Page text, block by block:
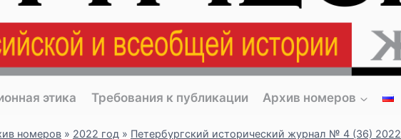
этика Требования к публикации Архив номеров
номеров » 2022 год » Петербургский исторический журнал № 4 (36) 2022